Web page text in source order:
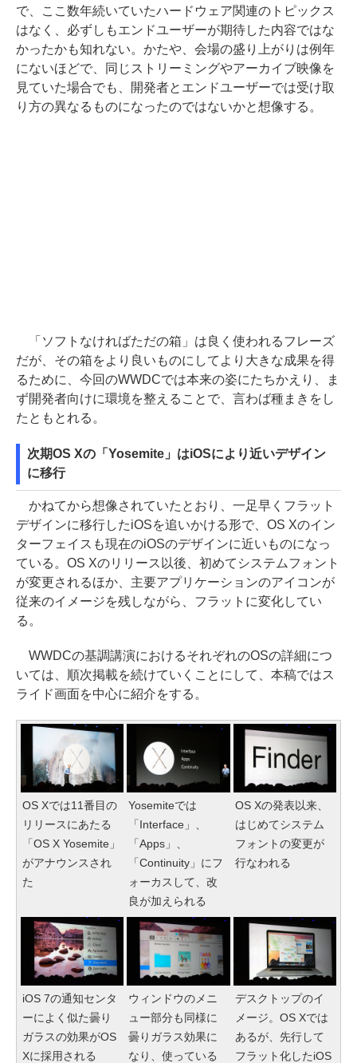
で、ここ数年続いていたハードウェア関連のトピックス
はなく、必ずしもエンドユーザーが期待した内容ではな
かったかも知れない。かたや、会場の盛り上がりは例年
にないほどで、同じストリーミングやアーカイブ映像を
見ていた場合でも、開発者とエンドユーザーでは受け取
り方の異なるものになったのではないかと想像する。
「ソフトなければただの箱」は良く使われるフレーズ
だが、その箱をより良いものにしてより大きな成果を得
るために、今回のWWDCでは本来の姿にたちかえり、ま
ず開発者向けに環境を整えることで、言わば種まきをし
たともとれる。
次期OS Xの「Yosemite」はiOSにより近いデザイン
に移行
かねてから想像されていたとおり、一足早くフラット
デザインに移行したiOSを追いかける形で、OS Xのイン
ターフェイスも現在のiOSのデザインに近いものになっ
ている。OS Xのリリース以後、初めてシステムフォント
が変更されるほか、主要アプリケーションのアイコンが
従来のイメージを残しながら、フラットに変化してい
る。
WWDCの基調講演におけるそれぞれのOSの詳細につ
いては、順次掲載を続けていくことにして、本稿ではス
ライド画面を中心に紹介をする。
OS Xでは11番目の
リリースにあたる
「OS X Yosemite」
がアナウンスされ
た
Yosemiteでは
「Interface」、
「Apps」、
「Continuity」にフ
ォーカスして、改
良が加えられる
OS Xの発表以来、
はじめてシステム
フォントの変更が
行なわれる
iOS 7の通知センタ
ーによく似た曇り
ガラスの効果がOS
Xに採用される
ウィンドウのメニ
ュー部分も同様に
曇りガラス効果に
なり、使っている
デスクトップのイ
メージ。OS Xでは
あるが、先行して
フラット化したiOS